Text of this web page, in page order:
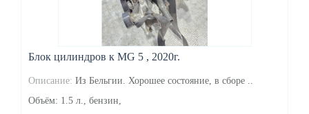
Блок цилиндров к MG 5 , 2020г.
Описание: Из Бельгии. Хорошее состояние, в сборе ..
Объём: 1.5 л., бензин,